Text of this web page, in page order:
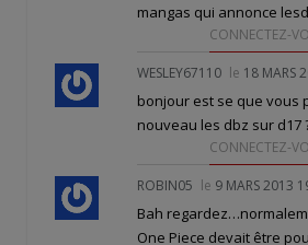
mangas qui annonce
CONNECTEZ-
WESLEY67110 le 18 MARS
bonjour est se que vous
nouveau les dbz sur d17
CONNECTEZ-
ROBIN05 le 9 MARS 2013
Bah
One Piece devait être